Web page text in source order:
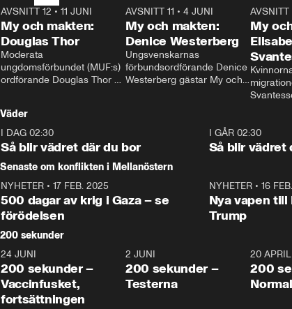
26:27
AVSNITT 12 • 11 JUNI
My och makten:
Douglas Thor
Moderata
ungdomsförbundet (MUF:s)
ordförande Douglas Thor
tonårsutvisningarna och hur
Moderaterna ska locka
väljare till valet i höst.
23:40
AVSNITT 11 •4 JUNI
My och makten:
Denice Westerberg
Ungsvenskarnas
förbundsordförande Denice
Westerberg gästar My och
AVSNITT
My
Väder
I DAG 02:30
Så blir vädret där du bor
I GÅR 02:30
Så blir vädret
Senaste om konflikten i Mellanöstern
NYHETER • 17 FEB. 2025
500 dagar av krig i Gaza – se
förödelsen
NYHETER• 16
Nya vapen till
Trump
200 sekunder
5:00
24 JUNI
200 sekunder –
Vaccinfusket,
fortsättningen
4:23
2 JUNI
200 sekunder –
Testerna
20 APRIL
200
Normal